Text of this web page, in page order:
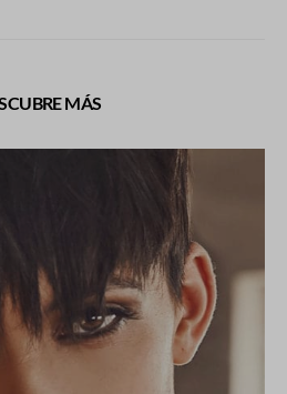
MÁS